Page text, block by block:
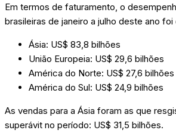
Em termos de faturamento, o
brasileiras de janeiro a julho deste ano foi
Ásia: US$ 83,8 bilhões
União Europeia: US$ 29,6 bilhões
América do Norte: US$ 27,6 bilhões
América do Sul: US$ 24,9 bilhões
As vendas para a Ásia foram as que
superávit no período: US$ 31,5 bilhões.